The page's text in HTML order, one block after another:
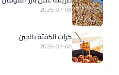
2026-07-08
كرات الكفتة بالجبن
2026-07-08